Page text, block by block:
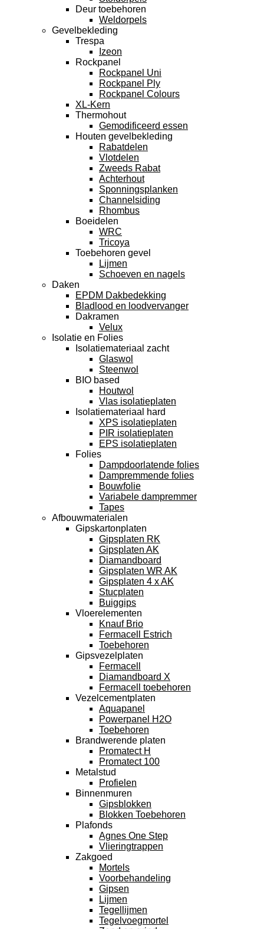
Deur toebehoren
Weldorpels
Gevelbekleding
Trespa
Izeon
Rockpanel
Rockpanel Uni
Rockpanel Ply
Rockpanel Colours
XL-Kern
Thermohout
Gemodificeerd essen
Houten gevelbekleding
Rabatdelen
Vlotdelen
Zweeds Rabat
Achterhout
Sponningsplanken
Channelsiding
Rhombus
Boeidelen
WRC
Tricoya
Toebehoren gevel
Lijmen
Schoeven en nagels
Daken
EPDM Dakbedekking
Bladlood en loodvervanger
Dakramen
Velux
Isolatie en Folies
Isolatiemateriaal zacht
Glaswol
Steenwol
BIO based
Houtwol
Vlas isolatieplaten
Isolatiemateriaal hard
XPS isolatieplaten
PIR isolatieplaten
EPS isolatieplaten
Folies
Dampdoorlatende folies
Dampremmende folies
Bouwfolie
Variabele dampremmer
Tapes
Afbouwmaterialen
Gipskartonplaten
Gipsplaten RK
Gipsplaten AK
Diamandboard
Gipsplaten WR AK
Gipsplaten 4 x AK
Stucplaten
Buiggips
Vloerelementen
Knauf Brio
Fermacell Estrich
Toebehoren
Gipsvezelplaten
Fermacell
Diamandboard X
Fermacell toebehoren
Vezelcementplaten
Aquapanel
Powerpanel H2O
Toebehoren
Brandwerende platen
Promatect H
Promatect 100
Metalstud
Profielen
Binnenmuren
Gipsblokken
Blokken Toebehoren
Plafonds
Agnes One Step
Vlieringtrappen
Zakgoed
Mortels
Voorbehandeling
Gipsen
Lijmen
Tegellijmen
Tegelvoegmortel